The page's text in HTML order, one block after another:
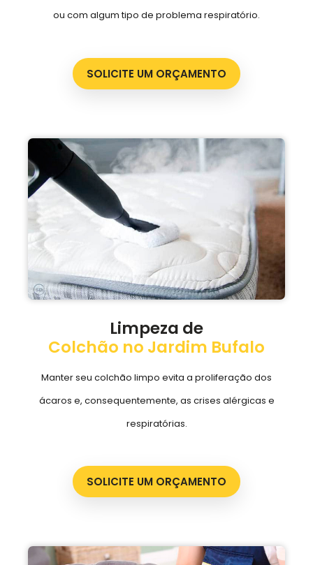
ou com algum tipo de problema respiratório.
SOLICITE UM ORÇAMENTO
Limpeza de
Colchão no Jardim Bufalo
Manter seu colchão limpo evita a proliferação dos
ácaros e, consequentemente, as crises alérgicas e
respiratórias.
SOLICITE UM ORÇAMENTO